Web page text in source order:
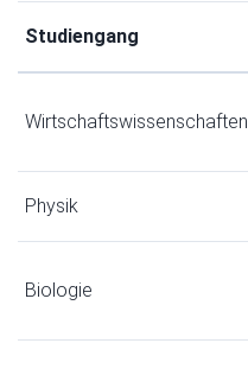
Studiengang
Wirtschaftswissenschaften
Physik
Biologie